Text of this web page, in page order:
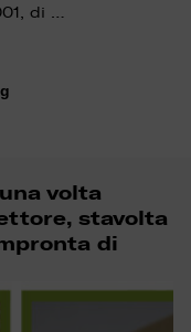
di …
volta
stavolta
di